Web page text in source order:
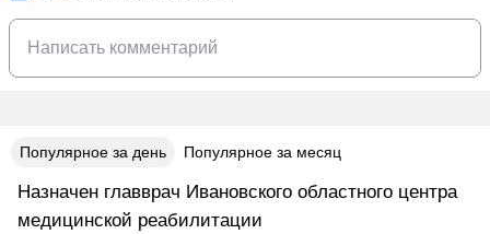
Популярное за день Популярное за месяц
Назначен главврач Ивановского областного центра
медицинской реабилитации